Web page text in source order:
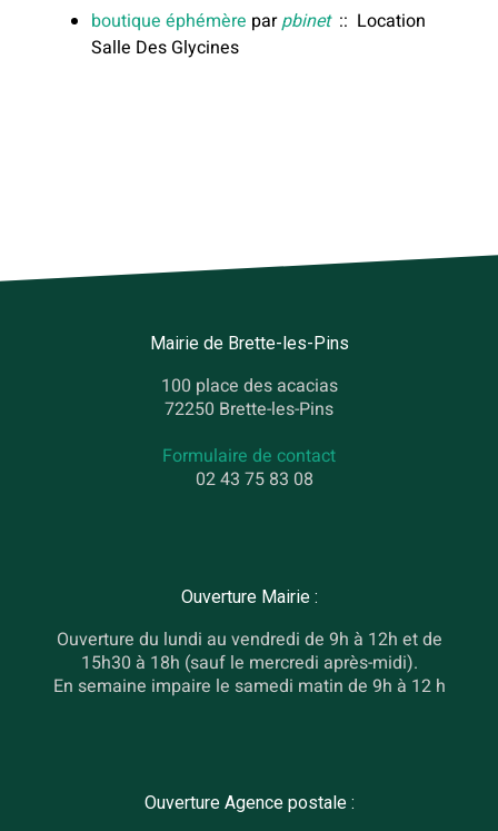
boutique éphémère parpbinet:: Location
Salle Des Glycines
Mairie de Brette-les-Pins
100 place des acacias
72250 Brette-les-Pins
Formulaire de contact
02 43 75 83 08
Ouverture Mairie :
Ouverture du lundi au vendredi de 9h à 12h et de
15h30 à 18h (sauf le mercredi après-midi).
En semaine impaire le samedi matin de 9h à 12 h
Ouverture Agence postale :